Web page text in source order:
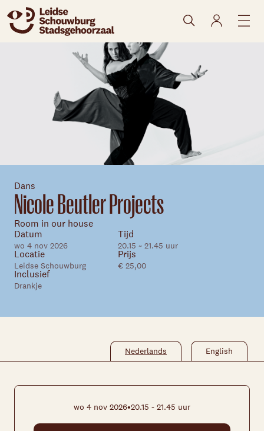
naar agenda
Dans
Nicole Beutler Projects
Room in our house
Datum
wo 4 nov 2026
Tijd
20.15 ~ 21.45 uur
Locatie
Leidse Schouwburg
Prijs
€ 25,00
Inclusief
Drankje
Nederlands English
wo 4 nov 2026•20.15 - 21.45 uur